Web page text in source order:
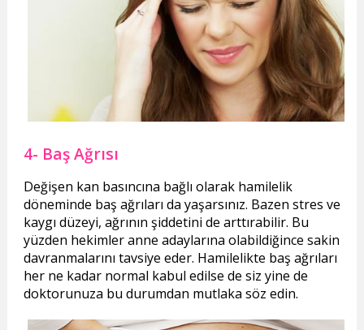
4- Baş Ağrısı
Değişen kan basıncına bağlı olarak hamilelik
döneminde baş ağrıları da yaşarsınız. Bazen stres ve
kaygı düzeyi, ağrının şiddetini de arttırabilir. Bu
yüzden hekimler anne adaylarına olabildiğince sakin
davranmalarını tavsiye eder. Hamilelikte baş ağrıları
her ne kadar normal kabul edilse de siz yine de
doktorunuza bu durumdan mutlaka söz edin.